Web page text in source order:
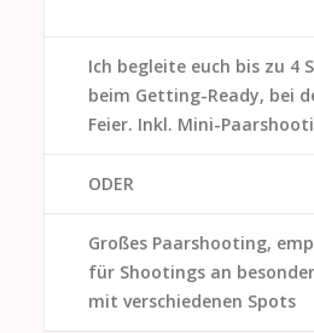
Ich begleite euch bis zu 4
beim Getting-Ready, bei
Feier. Inkl. Mini-
ODER
Großes Paarshooting,
für Shootings an
mit verschiedenen Spots